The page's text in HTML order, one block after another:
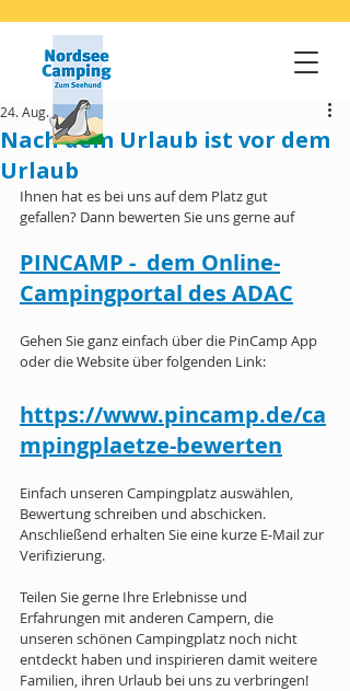
Nach dem Urlaub ist vor dem
Urlaub
24. Aug. 2023
Ihnen hat es bei uns auf dem Platz gut
gefallen? Dann bewerten Sie uns gerne auf
PINCAMP -  dem Online-
Campingportal des ADAC
Gehen Sie ganz einfach über die PinCamp App
oder die Website über folgenden Link:
https://www.pincamp.de/ca
mpingplaetze-bewerten
Einfach unseren Campingplatz auswählen,
Bewertung schreiben und abschicken.
Anschließend erhalten Sie eine kurze E-Mail zur
Verifizierung.
Teilen Sie gerne Ihre Erlebnisse und
Erfahrungen mit anderen Campern, die
unseren schönen Campingplatz noch nicht
entdeckt haben und inspirieren damit weitere
Familien, ihren Urlaub bei uns zu verbringen!